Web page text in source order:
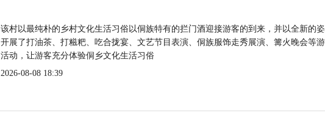
该村以最纯朴的乡村文化生活习俗以侗族特有的拦门酒迎接游客的到来，并以全新的
开展了打油茶、打糍粑、吃合拢宴、文艺节目表演、侗族服饰走秀展演、篝火晚会等
活动，让游客充分体验侗乡文化生活习俗
2026-08-08 18:39